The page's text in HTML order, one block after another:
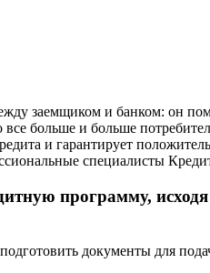
заемщиком и банком: он
все больше и больше
и гарантирует
специалисты
программу, исходя
документы для